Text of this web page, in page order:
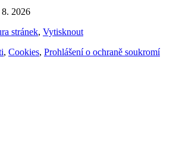
8. 2026
stránek, Vytisknout
, Cookies, Prohlášení o ochraně soukromí